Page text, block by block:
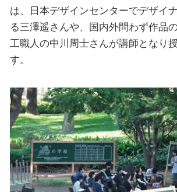
は、日本デザインセンターでデザイ
る三澤遥さんや、国内外問わず作品
工職人の中川周士さんが講師となり
す。